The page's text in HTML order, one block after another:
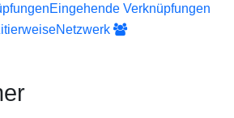
Eingehende Verknüpfungen
Netzwerk